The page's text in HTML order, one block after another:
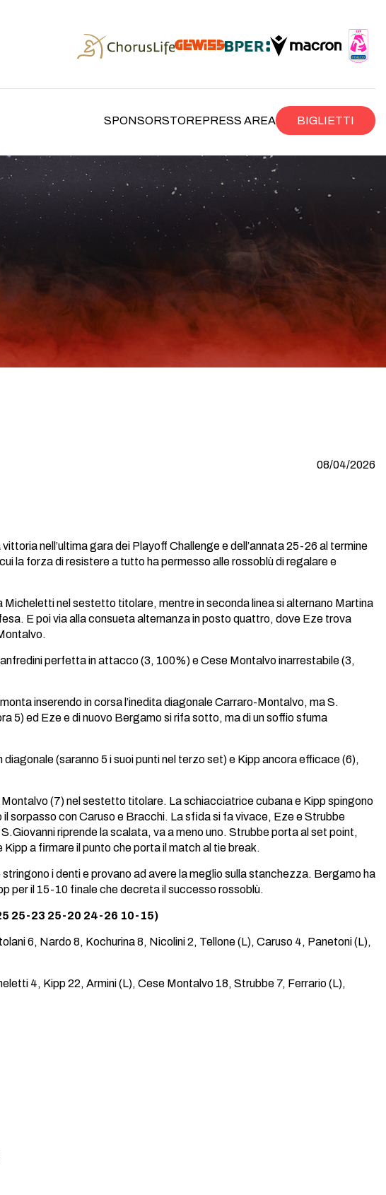
SPONSORSTOREPRESS AREA BIGLIETTI
08/04/2026
nell’ultima gara dei Playoff Challenge e dell’annata 25-26 al termine
la forza di resistere a tutto ha permesso alle rossoblù di regalare e
Micheletti nel sestetto titolare, mentre in seconda linea si alternano Martina
E poi via alla consueta alternanza in posto quattro, dove Eze trova
perfetta in attacco (3, 100%) e Cese Montalvo inarrestabile (3,
inserendo in corsa l’inedita diagonale Carraro-Montalvo, ma S.
5) ed Eze e di nuovo Bergamo si rifa sotto, ma di un soffio sfuma
(saranno 5 i suoi punti nel terzo set) e Kipp ancora efficace (6),
(7) nel sestetto titolare. La schiacciatrice cubana e Kipp spingono
sorpasso con Caruso e Bracchi. La sfida si fa vivace, Eze e Strubbe
riprende la scalata, va a meno uno. Strubbe porta al set point,
a firmare il punto che porta il match al tie break.
i denti e provano ad avere la meglio sulla stanchezza. Bergamo ha
per il 15-10 finale che decreta il successo rossoblù.
25 25-23 25-20 24-26 10-15)
6, Nardo 8, Kochurina 8, Nicolini 2, Tellone (L), Caruso 4, Panetoni (L),
4, Kipp 22, Armini (L), Cese Montalvo 18, Strubbe 7, Ferrario (L),